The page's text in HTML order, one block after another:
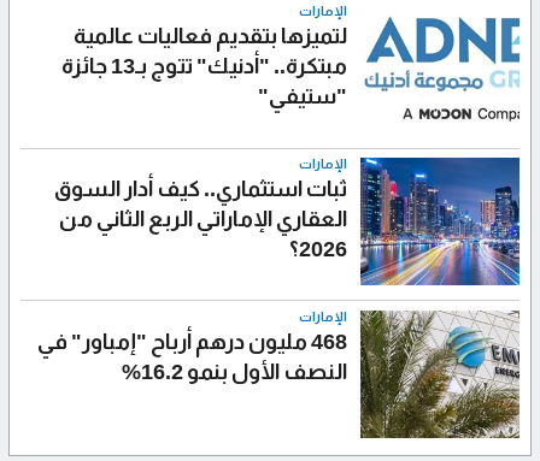
الإمارات
لتميزها بتقديم فعاليات عالمية
مبتكرة.. "أدنيك" تتوج بـ13 جائزة
"ستيفي"
الإمارات
ثبات استثماري.. كيف أدار السوق
العقاري الإماراتي الربع الثاني من
2026؟
الإمارات
468 مليون درهم أرباح "إمباور" في
النصف الأول بنمو 16.2%